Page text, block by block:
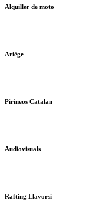
Alquiller de moto
Ariège
Pirineos Catalan
Audiovisuals
Rafting Llavorsi